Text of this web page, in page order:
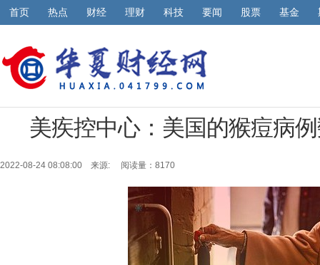
首页 热点 财经 理财 科技 要闻 股票 基金
美疾控中心：美国的猴痘病
2022-08-24 08:08:00 来源: 阅读量：8170